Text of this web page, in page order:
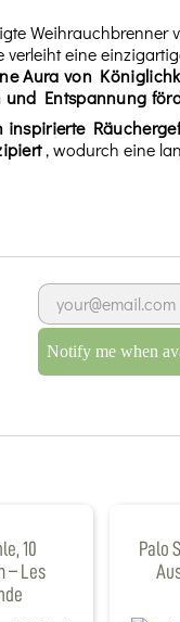
Weihrauchbrenner
eine
Aura von
Entspannung
, wodurch eine
Notify me when
10
– Les
Palo